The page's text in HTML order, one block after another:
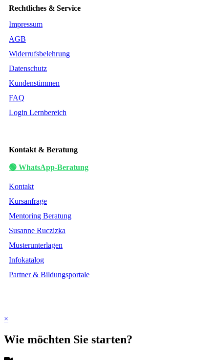
Rechtliches & Service
Impressum
AGB
Widerrufsbelehrung
Datenschutz
Kundenstimmen
FAQ
Login Lernbereich
Kontakt & Beratung
🟢 WhatsApp-Beratung
Kontakt
Kursanfrage
Mentoring Beratung
Susanne Ruczizka
Musterunterlagen
Infokatalog
Partner & Bildungsportale
×
Wie möchten Sie starten?